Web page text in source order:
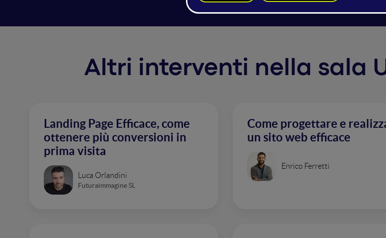
Altri interventi nella sala
Landing Page Efficace, come
ottenere più conversioni in
prima visita
Luca Orlandini
Futuraimmagine SL
Come progettare e
un sito web efficace
Enrico Ferretti